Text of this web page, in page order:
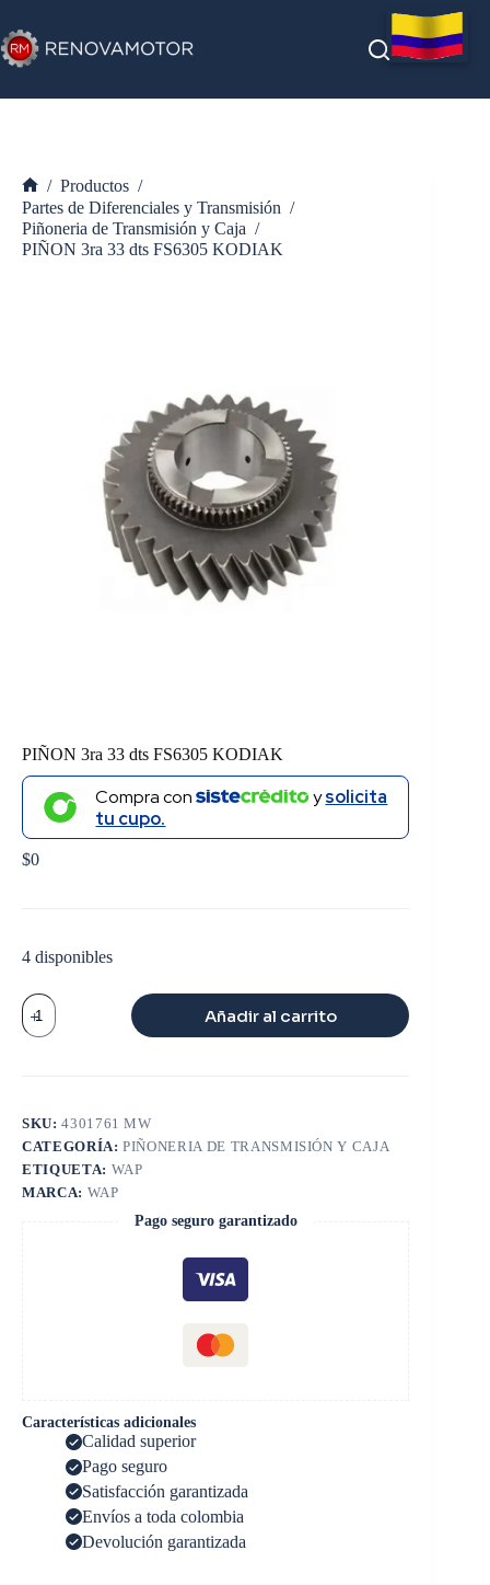
al
contenido
Inicio
/ Productos /
Partes de Diferenciales y Transmisión /
Piñoneria de Transmisión y Caja /
PIÑON 3ra 33 dts FS6305 KODIAK
PIÑON 3ra 33 dts FS6305 KODIAK
Compra con ysolicita
tu cupo.
$0
4 disponibles
PIÑON
3ra
33
Añadir al carrito
SKU:4301761 MW
CATEGORÍA:PIÑONERIA DE TRANSMISIÓN Y CAJA
ETIQUETA: WAP
MARCA: WAP
Pago seguro garantizado
Características adicionales
Calidad superior
Pago seguro
Satisfacción garantizada
Envíos a toda colombia
Devolución garantizada